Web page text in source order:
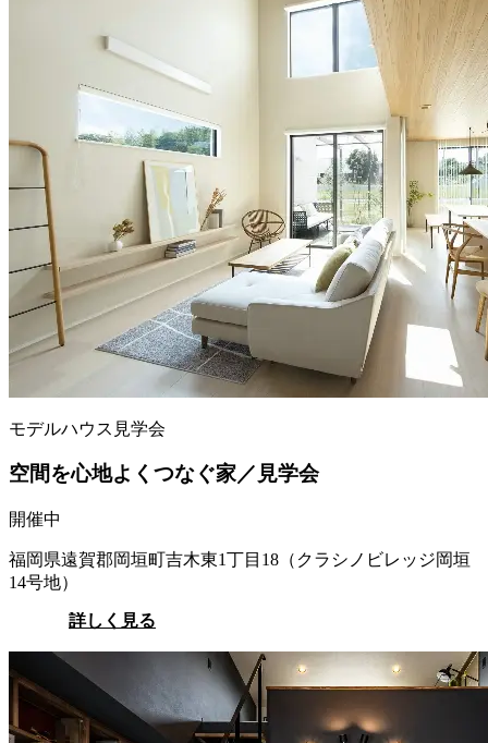
モデルハウス見学会
空間を心地よくつなぐ家／見学会
開催中
福岡県遠賀郡岡垣町吉木東1丁目18（クラシノビレッジ岡垣
14号地）
詳しく見る